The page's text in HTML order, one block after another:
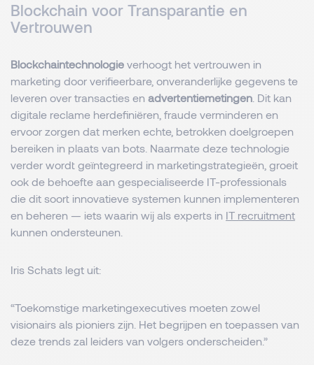
Blockchain voor Transparantie en
Vertrouwen
Blockchaintechnologie verhoogt het vertrouwen in
marketing door verifieerbare, onveranderlijke gegevens te
leveren over transacties en advertentiemetingen . Dit kan
digitale reclame herdefiniëren, fraude verminderen en
ervoor zorgen dat merken echte, betrokken doelgroepen
bereiken in plaats van bots. Naarmate deze technologie
verder wordt geïntegreerd in marketingstrategieën, groeit
ook de behoefte aan gespecialiseerde IT-professionals
die dit soort innovatieve systemen kunnen implementeren
en beheren — iets waarin wij als experts in IT recruitment
kunnen ondersteunen.
Iris Schats legt uit:
“Toekomstige marketingexecutives moeten zowel
visionairs als pioniers zijn. Het begrijpen en toepassen van
deze trends zal leiders van volgers onderscheiden.”